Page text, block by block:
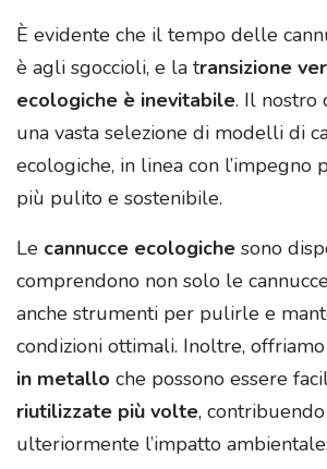
È evidente che il tempo delle
è agli sgoccioli, e la transizione
ecologiche è inevitabile. Il nostro
una vasta selezione di modelli di
ecologiche, in linea con l’impegno
più pulito e sostenibile.
Le cannucce ecologiche sono
comprendono non solo le
anche strumenti per pulirle e
condizioni ottimali. Inoltre, offriamo
in metallo che possono essere
riutilizzate più volte,
ulteriormente l’impatto ambientale.